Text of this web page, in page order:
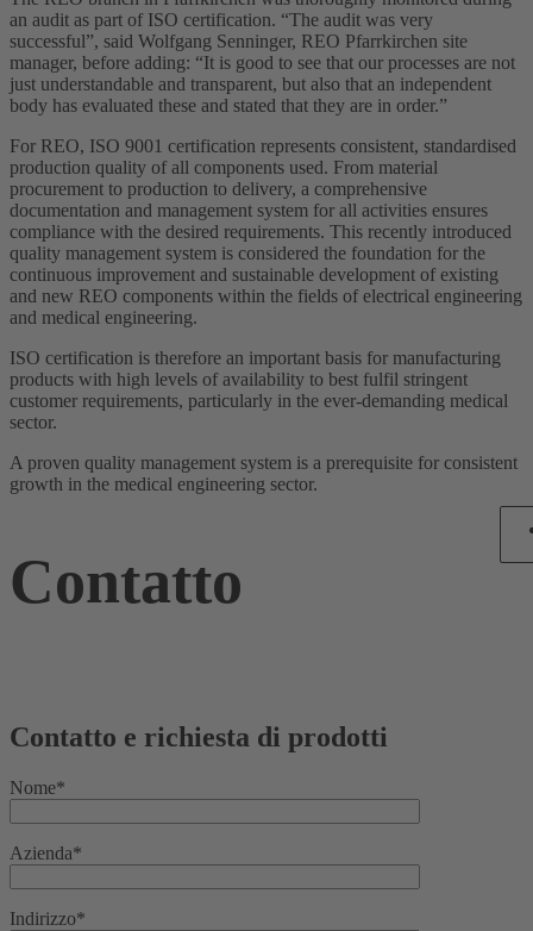
an audit as part of ISO certification. “The audit was very
successful”, said Wolfgang Senninger, REO Pfarrkirchen site
manager, before adding: “It is good to see that our processes are not
just understandable and transparent, but also that an independent
body has evaluated these and stated that they are in order.”
For REO, ISO 9001 certification represents consistent, standardised
production quality of all components used. From material
procurement to production to delivery, a comprehensive
documentation and management system for all activities ensures
compliance with the desired requirements. This recently introduced
quality management system is considered the foundation for the
continuous improvement and sustainable development of existing
and new REO components within the fields of electrical engineering
and medical engineering.
ISO certification is therefore an important basis for manufacturing
products with high levels of availability to best fulfil stringent
customer requirements, particularly in the ever-demanding medical
sector.
A proven quality management system is a prerequisite for consistent
growth in the medical engineering sector.
Contatto
Contatto e richiesta di prodotti
Nome*
Azienda*
Indirizzo*